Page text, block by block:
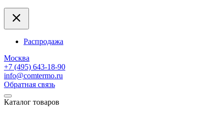
Распродажа
Москва
+7 (495) 643-18-90
info@comtermo.ru
Обратная связь
Каталог товаров